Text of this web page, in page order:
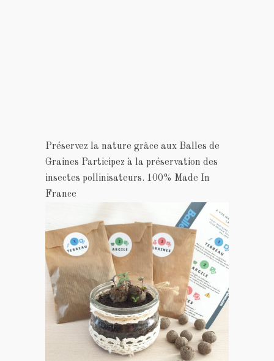
Préservez la nature grâce aux Balles de
Graines Participez à la préservation des
insectes pollinisateurs. 100% Made In
France